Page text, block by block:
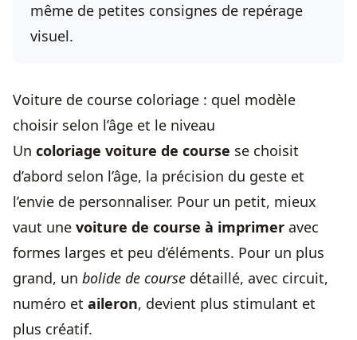
même de petites consignes de repérage
visuel.
Voiture de course coloriage : quel modèle
choisir selon l’âge et le niveau
Un coloriage voiture de course se choisit
d’abord selon l’âge, la précision du geste et
l’envie de personnaliser. Pour un petit, mieux
vaut une voiture de course à imprimer avec
formes larges et peu d’éléments. Pour un plus
grand, un bolide de course détaillé, avec circuit,
numéro et aileron, devient plus stimulant et
plus créatif.